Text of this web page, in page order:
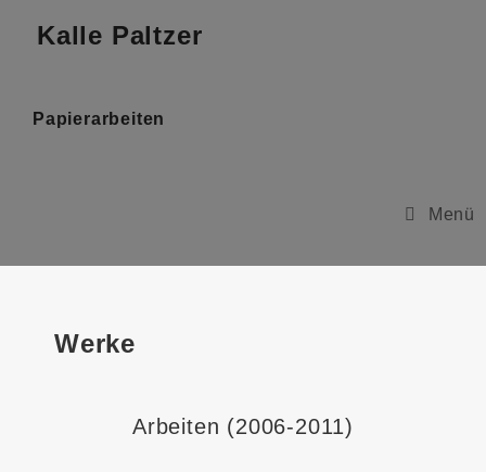
Kalle Paltzer
Papierarbeiten
Menü
Werke
Arbeiten (2006-2011)